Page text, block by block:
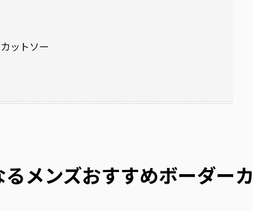
ットソー
メンズおすすめボーダーカ